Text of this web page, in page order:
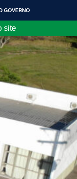
GOVERNO
site